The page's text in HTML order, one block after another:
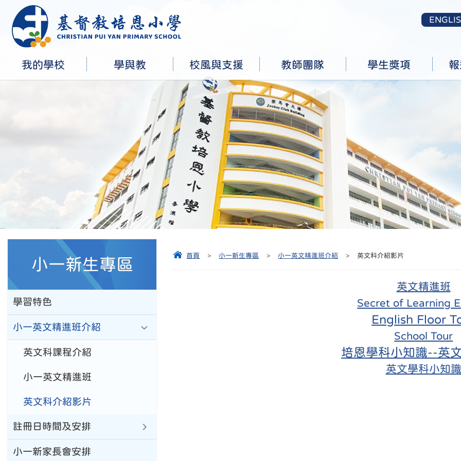
我的學校 學與教 校風與支援 教師團隊 學生獎項
首頁 > 小一新生專區 > 小一英文精進班介紹 > 英文科介紹影片
英文精進班
Secret of Learning
English Floor
School Tour
培恩學科小知識--英
英文學科小知識
小一新生專區
學習特色
小一英文精進班介紹
英文科課程介紹
小一英文精進班
英文科介紹影片
註冊日時間及安排
小一新家長會安排